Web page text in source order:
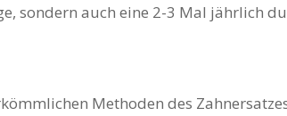
sondern auch eine 2-3 Mal jährlich
Methoden des